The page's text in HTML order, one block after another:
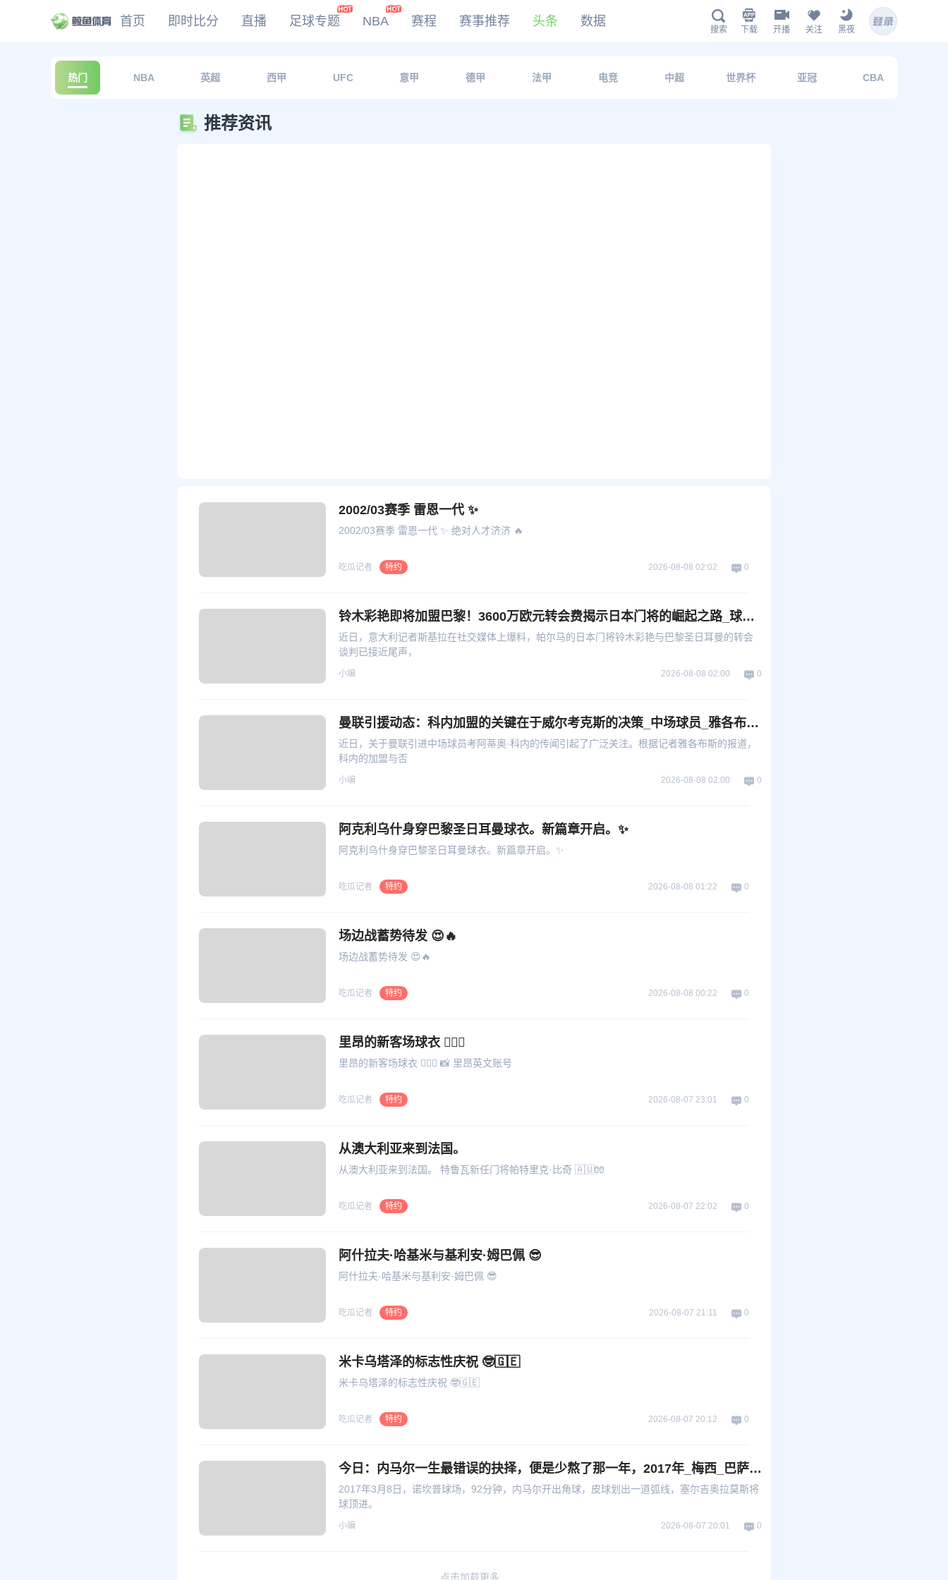
首页 即时比分
足球比分
英超
德甲
CBA
直播
WNBA
鲸鱼APP下载
足球专题 NBA 赛程 赛事推荐
足球推荐
头条
头条
数据
足球资料库
搜索 下载 开播 关注 黑夜
热门 NBA 英超 西甲 UFC 意甲 德甲 法甲 电竞 中超 世界杯 亚冠 CBA
推荐资讯
2002/03赛季 雷恩一代 ✨
2002/03赛季 雷恩一代 ✨ 绝对人才济济 🔥
吃瓜记者 特约 2026-08-08 02:02 0
铃木彩艳即将加盟巴黎！3600万欧元转会费揭示日本门将的崛起之路_球迷_扑救_技术
近日，意大利记者斯基拉在社交媒体上爆料，帕尔马的日本门将铃木彩艳与巴黎圣日耳曼的转会
谈判已接近尾声，
小编 2026-08-08 02:00 0
曼联引援动态：科内加盟的关键在于威尔考克斯的决策_中场球员_雅各布斯_特拉福德
近日，关于曼联引进中场球员考阿蒂奥·科内的传闻引起了广泛关注。根据记者雅各布斯的报道，
科内的加盟与否
小编 2026-08-08 02:00 0
阿克利乌什身穿巴黎圣日耳曼球衣。新篇章开启。✨
阿克利乌什身穿巴黎圣日耳曼球衣。新篇章开启。✨
吃瓜记者 特约 2026-08-08 01:22 0
场边战蓄势待发 😍🔥
场边战蓄势待发 😍🔥
吃瓜记者 特约 2026-08-08 00:22 0
里昂的新客场球衣 😮‍💨🖤
里昂的新客场球衣 😮‍💨🖤 📸 里昂英文账号
吃瓜记者 特约 2026-08-07 23:01 0
从澳大利亚来到法国。
从澳大利亚来到法国。 特鲁瓦新任门将帕特里克·比奇 🇦🇺🧤
吃瓜记者 特约 2026-08-07 22:02 0
阿什拉夫·哈基米与基利安·姆巴佩 😎
阿什拉夫·哈基米与基利安·姆巴佩 😎
吃瓜记者 特约 2026-08-07 21:11 0
米卡乌塔泽的标志性庆祝 🤓🇬🇪
米卡乌塔泽的标志性庆祝 🤓🇬🇪
吃瓜记者 特约 2026-08-07 20:12 0
今日：内马尔一生最错误的抉择，便是少熬了那一年，2017年_梅西_巴萨_欧冠
2017年3月8日，诺坎普球场，92分钟，内马尔开出角球，皮球划出一道弧线，塞尔吉奥拉莫斯将
球顶进。
小编 2026-08-07 20:01 0
点击加载更多...